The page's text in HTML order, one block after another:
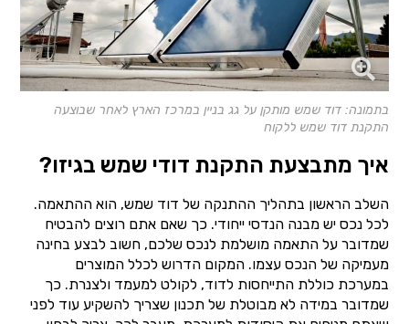
בתמונה: דוד שמש מותקן על גג בניין במרכז הארץ לאחר שבוצעה
התקנת דוד שמש ללקוח
איך מתבצעת התקנת דודי שמש בגיזו?
השלב הראשון בתהליך ההתנקה של דוד שמש, הוא ההתאמה.
לכל נכס יש מבנה הנדסי ייחודי. כך שאם אתם רוצים להבטיח
שמדובר על התאמה מושלמת לנכס שלכם, חשוב לבצע בחינה
מעמיקה של הנכס עצמו. המקום הדרוש לכלל המוצרים
במערכת כוללת התייחסות לדוד, לקולט למעמד ולצנרת. כך
שמדובר במידה לא מבוטלת של תכנון שצריך להשקיע עוד לפני